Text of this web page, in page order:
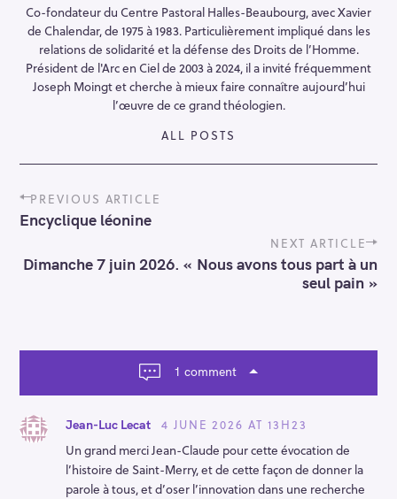
Co-fondateur du Centre Pastoral Halles-Beaubourg, avec Xavier
de Chalendar, de 1975 à 1983. Particulièrement impliqué dans les
relations de solidarité et la défense des Droits de l’Homme.
Président de l'Arc en Ciel de 2003 à 2024, il a invité fréquemment
Joseph Moingt et cherche à mieux faire connaître aujourd’hui
l’œuvre de ce grand théologien.
ALL POSTS
P
o
s
n
a
n
PREVIOUS ARTICLE
Encyclique léonine
NEXT ARTICLE
Dimanche 7 juin 2026. « Nous avons tous part à un
seul pain »
1 comment
Jean-Luc Lecat
4 JUNE 2026 AT 13H23
Un grand merci Jean-Claude pour cette évocation de
l’histoire de Saint-Merry, et de cette façon de donner la
parole à tous, et d’oser l’innovation dans une recherche